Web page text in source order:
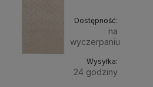
Dostępność:
na
wyczerpaniu
Wysyłka:
24 godziny